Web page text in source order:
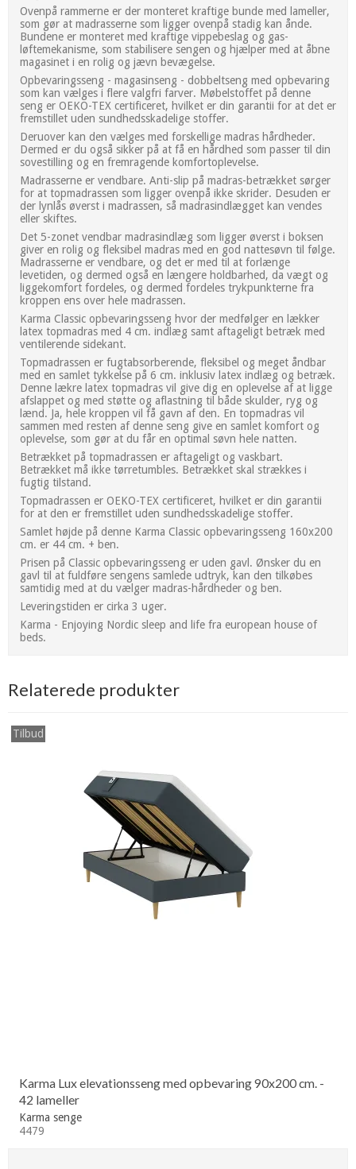
Ovenpå rammerne er der monteret kraftige bunde med lameller,
som gør at madrasserne som ligger ovenpå stadig kan ånde.
Bundene er monteret med kraftige vippebeslag og gas-
løftemekanisme, som stabilisere sengen og hjælper med at åbne
magasinet i en rolig og jævn bevægelse.
Opbevaringsseng - magasinseng - dobbeltseng med opbevaring
som kan vælges i flere valgfri farver. Møbelstoffet på denne
seng er OEKO-TEX certificeret, hvilket er din garantii for at det er
fremstillet uden sundhedsskadelige stoffer.
Deruover kan den vælges med forskellige madras hårdheder.
Dermed er du også sikker på at få en hårdhed som passer til din
sovestilling og en fremragende komfortoplevelse.
Madrasserne er vendbare. Anti-slip på madras-betrækket sørger
for at topmadrassen som ligger ovenpå ikke skrider. Desuden er
der lynlås øverst i madrassen, så madrasindlægget kan vendes
eller skiftes.
Det 5-zonet vendbar madrasindlæg som ligger øverst i boksen
giver en rolig og fleksibel madras med en god nattesøvn til følge.
Madrasserne er vendbare, og det er med til at forlænge
levetiden, og dermed også en længere holdbarhed, da vægt og
liggekomfort fordeles, og dermed fordeles trykpunkterne fra
kroppen ens over hele madrassen.
Karma Classic opbevaringsseng hvor der medfølger en lækker
latex topmadras med 4 cm. indlæg samt aftageligt betræk med
ventilerende sidekant.
Topmadrassen er fugtabsorberende, fleksibel og meget åndbar
med en samlet tykkelse på 6 cm. inklusiv latex indlæg og betræk.
Denne lækre latex topmadras vil give dig en oplevelse af at ligge
afslappet og med støtte og aflastning til både skulder, ryg og
lænd. Ja, hele kroppen vil få gavn af den. En topmadras vil
sammen med resten af denne seng give en samlet komfort og
oplevelse, som gør at du får en optimal søvn hele natten.
Betrækket på topmadrassen er aftageligt og vaskbart.
Betrækket må ikke tørretumbles. Betrækket skal strækkes i
fugtig tilstand.
Topmadrassen er OEKO-TEX certificeret, hvilket er din garantii
for at den er fremstillet uden sundhedsskadelige stoffer.
Samlet højde på denne Karma Classic opbevaringsseng 160x200
cm. er 44 cm. + ben.
Prisen på Classic opbevaringsseng er uden gavl. Ønsker du en
gavl til at fuldføre sengens samlede udtryk, kan den tilkøbes
samtidig med at du vælger madras-hårdheder og ben.
Leveringstiden er cirka 3 uger.
Karma - Enjoying Nordic sleep and life fra european house of
beds.
Relaterede produkter
Tilbud
Karma Lux elevationsseng med opbevaring 90x200 cm. -
42 lameller
Karma senge
4479